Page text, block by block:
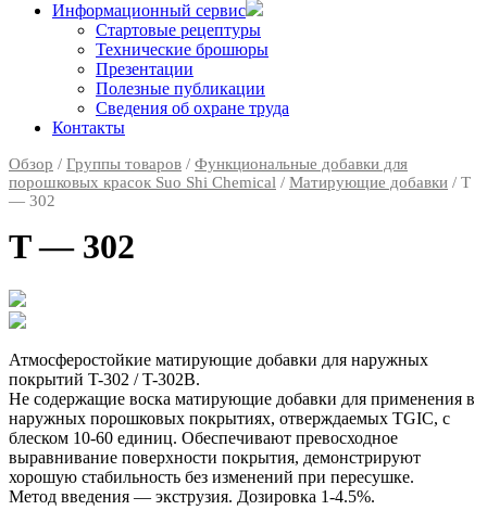
Информационный сервис
Стартовые рецептуры
Технические брошюры
Презентации
Полезные публикации
Сведения об охране труда
Контакты
Обзор / Группы товаров / Функциональные добавки для
порошковых красок Suo Shi Chemical / Матирующие добавки / T
— 302
T — 302
Атмосферостойкие матирующие добавки для наружных
покрытий T-302 / T-302B.
Не содержащие воска матирующие добавки для применения в
наружных порошковых покрытиях, отверждаемых TGIC, с
блеском 10-60 единиц. Обеспечивают превосходное
выравнивание поверхности покрытия, демонстрируют
хорошую стабильность без изменений при пересушке.
Метод введения — экструзия. Дозировка 1-4.5%.